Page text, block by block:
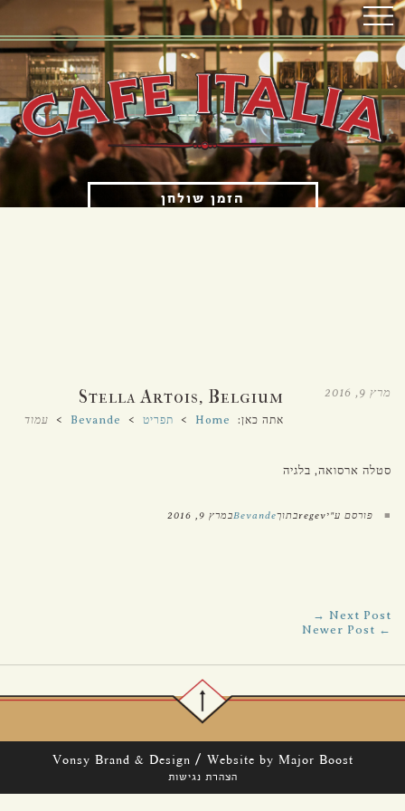
הזמן שולחן
מרץ 9, 2016 Stella Artois, Belgium
אתה כאן: Home
> תפריט >
Bevande
>
עמוד
סטלה ארסואה, בלגיה
■ פורסם ע"יregevבתוך Bevandeבמרץ 9, 2016
Next Post →
← Newer Post
Vonsy Brand & Design / Website by Major Boost
הצהרת נגישות